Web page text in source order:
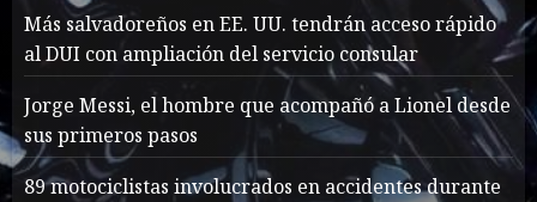
1
Más salvadoreños en EE.
UU. tendrán acceso rápido
al DUI con ampliación del
servicio consular
AGOSTO 9, 2026 37
Más salvadoreños en EE. UU. tendrán acceso rápido
al DUI con ampliación del servicio consular
Jorge Messi, el hombre que acompañó a Lionel desde
sus primeros pasos
89 motociclistas involucrados en accidentes durante